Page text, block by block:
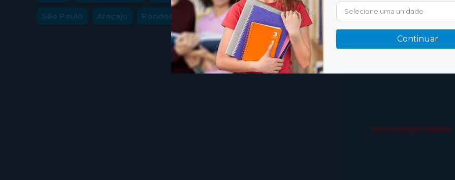
Rondonópolis
FACULDADE
FASTECH
FACULDADE FACEO
Continuar